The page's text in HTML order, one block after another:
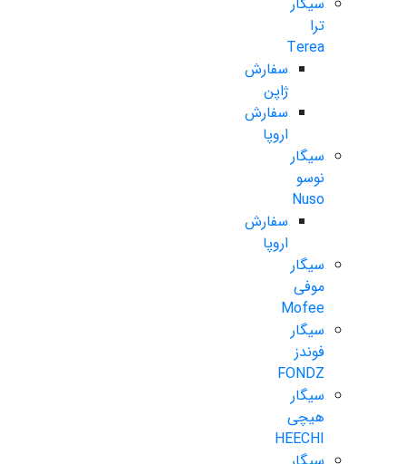
ترا
Terea
سفارش
ژاپن
سفارش
اروپا
سیگار
نوسو
Nuso
سفارش
اروپا
سیگار
موفی
Mofee
سیگار
فوندز
FONDZ
سیگار
هیچی
HEECHI